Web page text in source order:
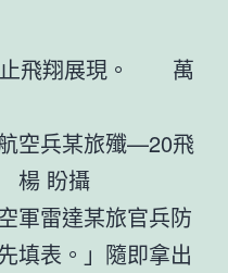
止飛翔展現。 萬
兵某旅殲—20飛
盼攝
雷達某旅官兵防
填表。」隨即拿出